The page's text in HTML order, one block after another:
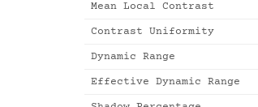
Mean Local Contrast
Contrast Uniformity
Dynamic Range
Effective Dynamic Range